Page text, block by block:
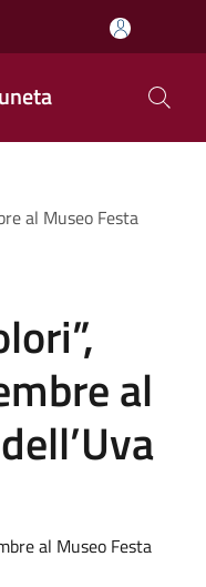
al Museo Festa
al
al Museo Festa